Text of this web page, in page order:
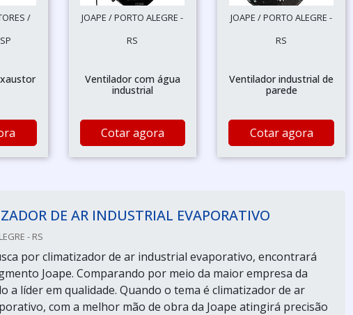
/
JOAPE / PORTO ALEGRE -
RS
Ventilador com água
industrial
Cotar agora
JOAPE / PORTO ALEGRE -
RS
Ventilador industrial de
parede
Cotar agora
DE AR INDUSTRIAL EVAPORATIVO
- RS
por climatizador de ar industrial evaporativo, encontrará
Joape. Comparando por meio da maior empresa da
a líder em qualidade. Quando o tema é climatizador de ar
com a melhor mão de obra da Joape atingirá precisão